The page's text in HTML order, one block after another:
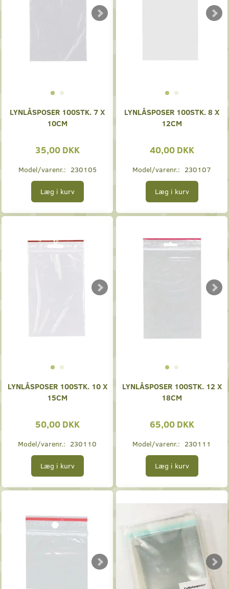
LYNLÅSPOSER 100STK. 7 X
10CM
35,00 DKK
Model/varenr.: 230105
Læg i kurv
LYNLÅSPOSER 100STK. 8 X
12CM
40,00 DKK
Model/varenr.: 230107
Læg i kurv
LYNLÅSPOSER 100STK. 10 X
15CM
50,00 DKK
Model/varenr.: 230110
Læg i kurv
LYNLÅSPOSER 100STK. 12 X
18CM
65,00 DKK
Model/varenr.: 230111
Læg i kurv